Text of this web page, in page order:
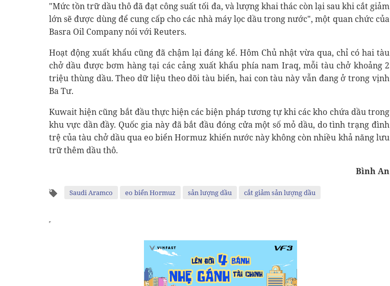
"Mức tồn trữ dầu thô đã đạt công suất tối đa, và lượng khai thác còn lại sau khi cắt giảm
lớn sẽ được dùng để cung cấp cho các nhà máy lọc dầu trong nước", một quan chức của
Basra Oil Company nói với Reuters.
Hoạt động xuất khẩu cũng đã chậm lại đáng kể. Hôm Chủ nhật vừa qua, chỉ có hai tàu
chở dầu được bơm hàng tại các cảng xuất khẩu phía nam Iraq, mỗi tàu chở khoảng 2
triệu thùng dầu. Theo dữ liệu theo dõi tàu biển, hai con tàu này vẫn đang ở trong vịnh
Ba Tư.
Kuwait hiện cũng bắt đầu thực hiện các biện pháp tương tự khi các kho chứa dầu trong
khu vực dần đầy. Quốc gia này đã bắt đầu đóng cửa một số mỏ dầu, do tình trạng đình
trệ của tàu chở dầu qua eo biển Hormuz khiến nước này không còn nhiều khả năng lưu
trữ thêm dầu thô.
Bình An
Saudi Aramco eo biển Hormuz sản lượng dầu cắt giảm sản lượng dầu